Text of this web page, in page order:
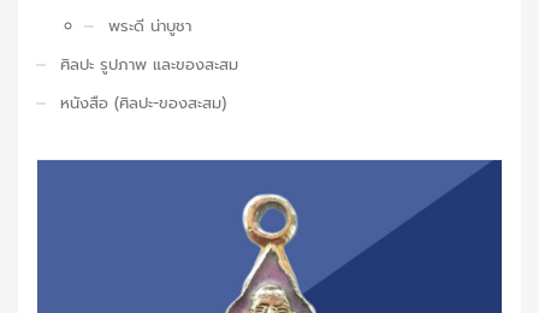
พระดี น่าบูชา
ศิลปะ รูปภาพ และของสะสม
หนังสือ (ศิลปะ-ของสะสม)